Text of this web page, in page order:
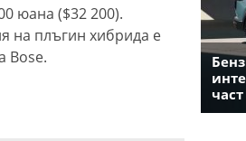
юана ($32 200).
на плъгин хибрида е
Bose.
част